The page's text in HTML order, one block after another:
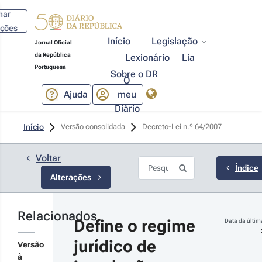
Jornal Oficial
da República
Portuguesa
Início
Legislação
Lexionário
Lia
Sobre o DR
Ajuda
O
meu
Diário
Início Versão consolidada Decreto-Lei n.º 64/2007
Voltar
Alterações
n.º
2023 -
projetos
detalhes
Índice
Relacionados
Versão
à
Define o regime
jurídico de
Data da